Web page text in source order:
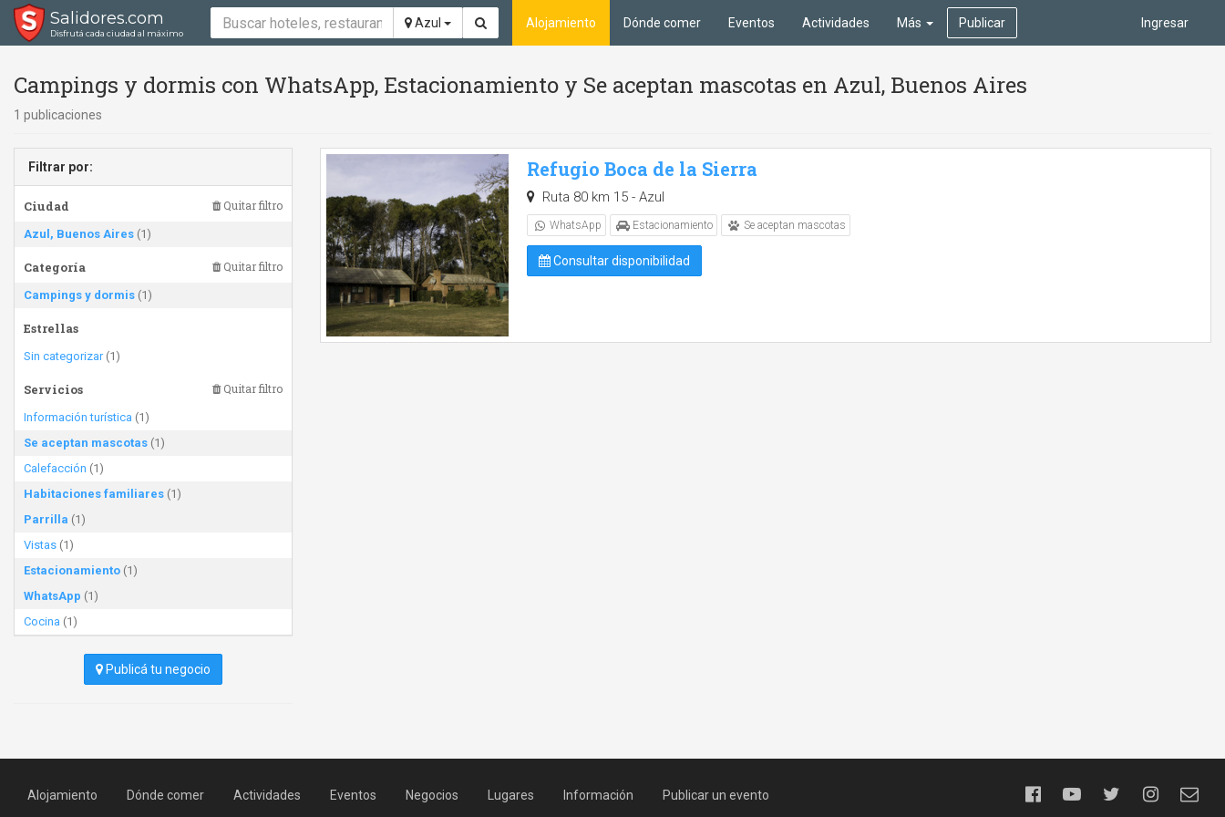
Salidores.com
Disfrutá cada ciudad al máximo
Azul Ingresar
Alojamiento Dónde comer Eventos Actividades Más Publicar
Campings y dormis con WhatsApp, Estacionamiento y Se aceptan mascotas en Azul, Buenos Aires
1 publicaciones
Filtrar por:
Ciudad Quitar filtro
Azul, Buenos Aires (1)
Categoría Quitar filtro
Campings y dormis (1)
Estrellas
Sin categorizar(1)
Servicios Quitar filtro
Información turística (1)
Se aceptan mascotas (1)
Calefacción (1)
Habitaciones familiares (1)
Parrilla (1)
Vistas (1)
Estacionamiento (1)
WhatsApp (1)
Cocina (1)
Publicá tu negocio
Refugio Boca de la Sierra
Ruta 80 km 15 - Azul
WhatsApp Estacionamiento Se aceptan mascotas
Consultar disponibilidad
Alojamiento Dónde comer Actividades Eventos Negocios Lugares Información Publicar un evento